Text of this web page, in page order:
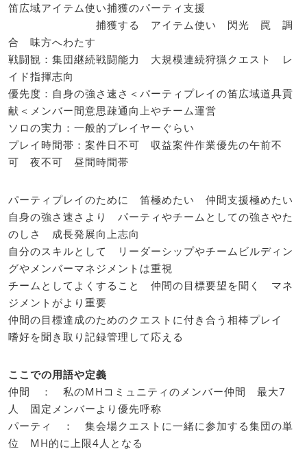
笛広域アイテム使い捕獲のパーティ支援
捕獲する アイテム使い 閃光 罠 調
合 味方へわたす
戦闘観：集団継続戦闘能力 大規模連続狩猟クエスト レ
イド指揮志向
優先度：自身の強さ速さ＜パーティプレイの笛広域道具貢
献＜メンバー間意思疎通向上やチーム運営
ソロの実力：一般的プレイヤーぐらい
プレイ時間帯：案件日不可 収益案件作業優先の午前不
可 夜不可 昼間時間帯
パーティプレイのために 笛極めたい 仲間支援極めたい
自身の強さ速さより パーティやチームとしての強さやた
のしさ 成長発展向上志向
自分のスキルとして リーダーシップやチームビルディン
グやメンバーマネジメントは重視
チームとしてよくすること 仲間の目標要望を聞く マネ
ジメントがより重要
仲間の目標達成のためのクエストに付き合う相棒プレイ
嗜好を聞き取り記録管理して応える
ここでの用語や定義
仲間 ： 私のMHコミュニティのメンバー仲間 最大7
人 固定メンバーより優先呼称
パーティ ： 集会場クエストに一緒に参加する集団の単
位 MH的に上限4人となる